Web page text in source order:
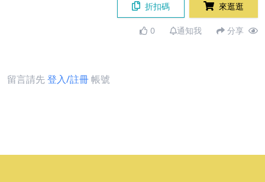
折扣碼 來逛逛
0 通知我 分享
留言請先登入/註冊帳號